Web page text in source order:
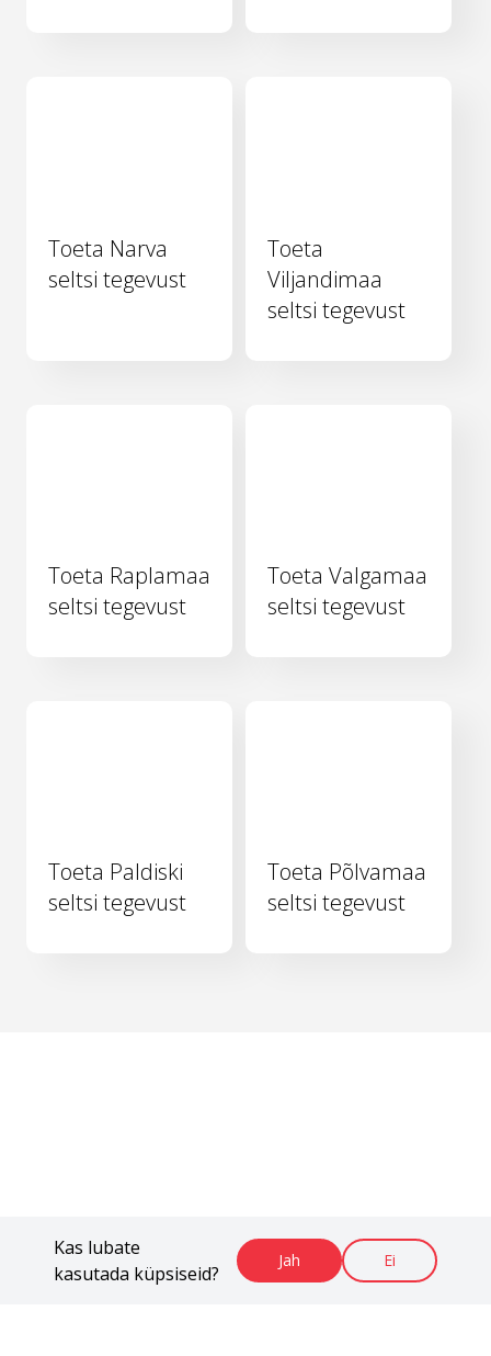
Kas lubate
kasutada küpsiseid?
Jah Ei
Toeta Narva
seltsi tegevust
Toeta
Viljandimaa
seltsi tegevust
Toeta Raplamaa
seltsi tegevust
Toeta Valgamaa
seltsi tegevust
Toeta Paldiski
seltsi tegevust
Toeta Põlvamaa
seltsi tegevust